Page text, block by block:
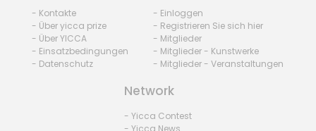
- Kontakte
- Über yicca prize
- Über YICCA
- Einsatzbedingungen
- Datenschutz
- Einloggen
- Registrieren Sie sich hier
- Mitglieder
- Mitglieder - Kunstwerke
- Mitglieder - Veranstaltungen
Network
- Yicca Contest
- Yicca News